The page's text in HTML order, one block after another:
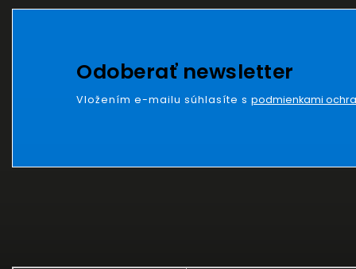
Odoberať newsletter
Vložením e-mailu súhlasíte s podmienkami